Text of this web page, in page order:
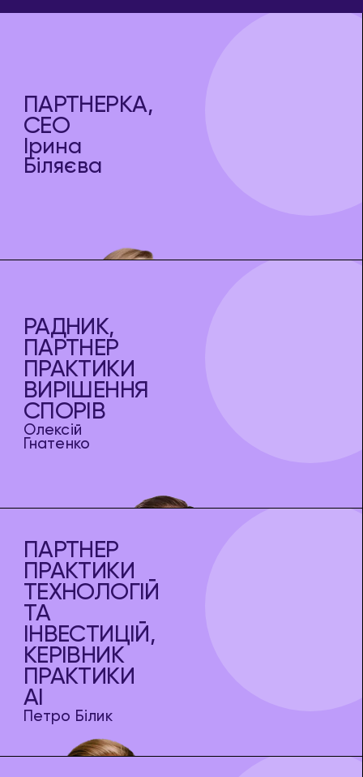
ПАРТНЕРКА,
СЕО
Ірина
Біляєва
РАДНИК,
ПАРТНЕР
ПРАКТИКИ
ВИРІШЕННЯ
СПОРІВ
Олексій
Гнатенко
ПАРТНЕР
ПРАКТИКИ
ТЕХНОЛОГІЙ
ТА
ІНВЕСТИЦІЙ,
КЕРІВНИК
ПРАКТИКИ
AI
Петро Білик